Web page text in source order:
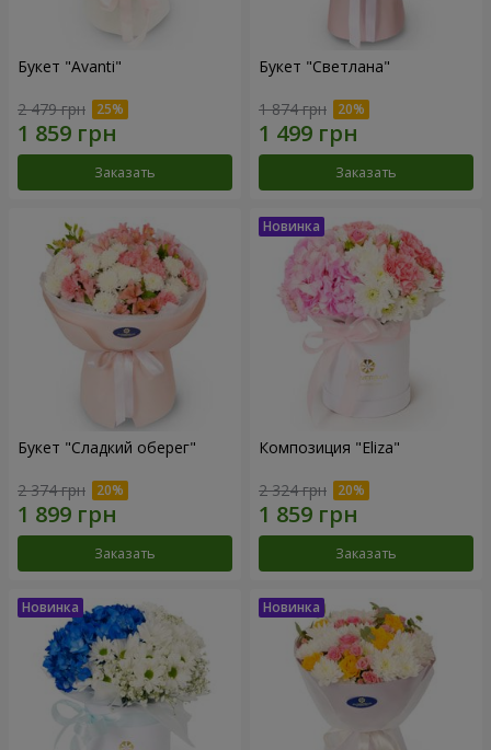
Букет "Avanti"
2 479 грн
Заказать
Букет "Светлана"
1 874 грн
Заказать
Букет "Сладкий оберег"
2 374 грн
Заказать
Композиция "Eliza"
2 324 грн
Заказать